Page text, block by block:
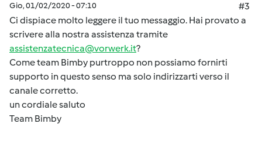
Gio, 01/02/2020 - 07:10
#3
Ci dispiace molto leggere il tuo messaggio. Hai provato a
scrivere alla nostra assistenza tramite
assistenzatecnica@vorwerk.it?
Come team Bimby purtroppo non possiamo fornirti
supporto in questo senso ma solo indirizzarti verso il
canale corretto.
un cordiale saluto
Team Bimby